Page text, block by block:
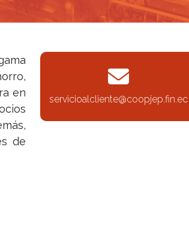
en
de
servicioalcliente@coopjep.fin.ec